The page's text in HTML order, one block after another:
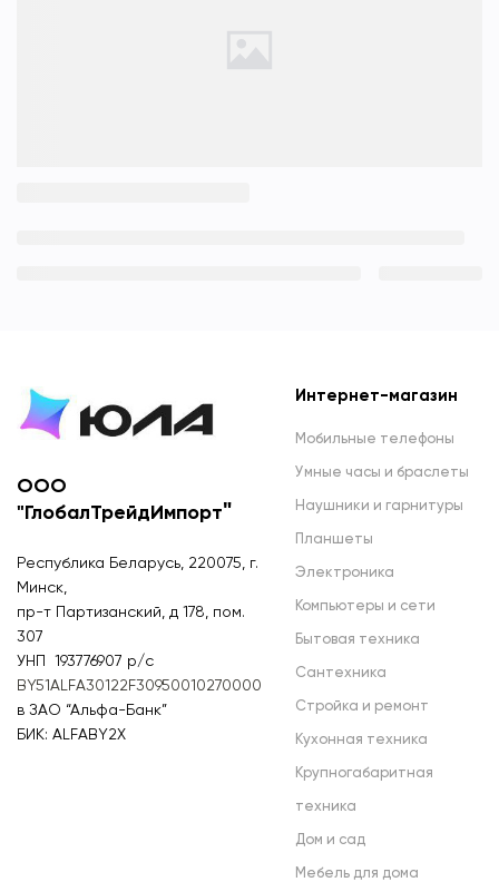
ООО
"ГлобалТрейдИмпорт"
Республика Беларусь, 220075, г.
Минск,
пр-т Партизанский, д 178, пом.
307
УНП 193776907 р/с
BY51ALFA30122F30950010270000
в ЗАО “Альфа-Банк”
БИК: ALFABY2X
Интернет-магазин
Мобильные телефоны
Умные часы и браслеты
Наушники и гарнитуры
Планшеты
Электроника
Компьютеры и сети
Бытовая техника
Сантехника
Стройка и ремонт
Кухонная техника
Крупногабаритная
техника
Дом и сад
Мебель для дома